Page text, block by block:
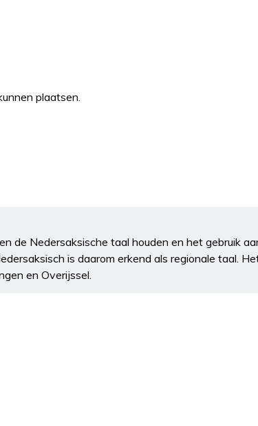
plaatsen.
de Nedersaksische taal houden en het gebruik
is daarom erkend als regionale taal.
en Overijssel.